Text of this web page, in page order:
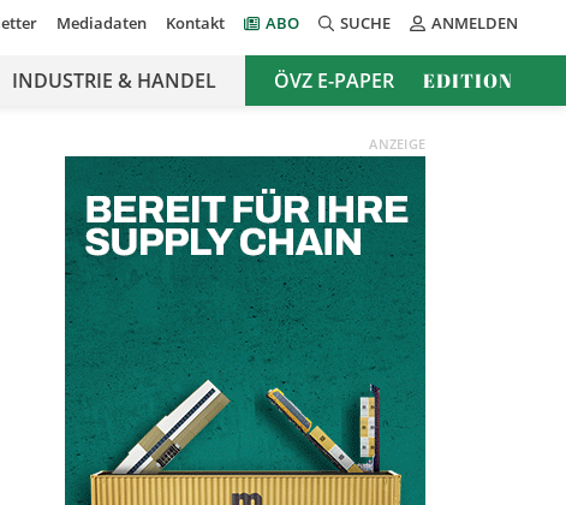
Mediadaten Kontakt ABO SUCHE ANMELDEN
INDUSTRIE & HANDEL ÖVZ E-PAPER EDITION
ANZEIGE